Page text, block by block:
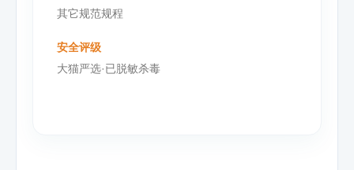
其它规范规程
安全评级
大猫严选·已脱敏杀毒